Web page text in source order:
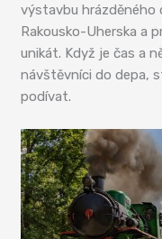
výstavbu hrázděného
Rakousko-Uherska a
unikát. Když je čas a
návštěvníci do depa,
podívat.